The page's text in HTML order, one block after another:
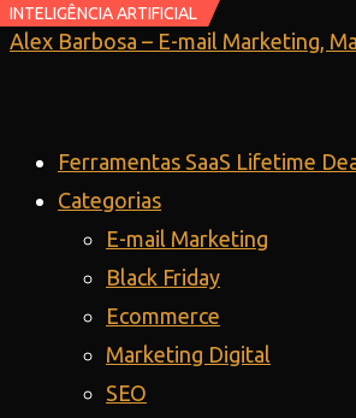
Ir
conteúdo
Alex Barbosa – E-mail Marketing,
Ferramentas SaaS Lifetime
Categorias
E-mail Marketing
Black Friday
Ecommerce
Marketing Digital
SEO
INTELIGÊNCIA ARTIFICIAL
INTELIGÊNCIA ARTIFICIAL